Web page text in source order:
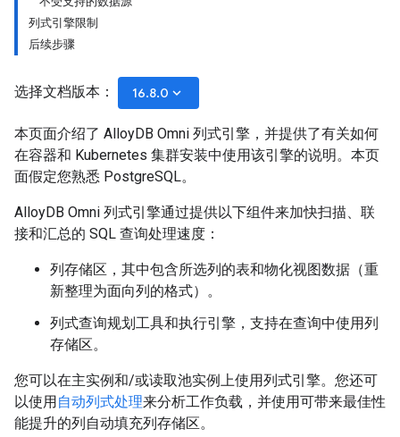
列式引擎限制
后续步骤
选择文档版本： 16.8.0 keyboard_arrow_down
本页面介绍了 AlloyDB Omni 列式引擎，并提供了有关如何
在容器和 Kubernetes 集群安装中使用该引擎的说明。本页
面假定您熟悉 PostgreSQL。
AlloyDB Omni 列式引擎通过提供以下组件来加快扫描、联
接和汇总的 SQL 查询处理速度：
列存储区，其中包含所选列的表和物化视图数据（重
新整理为面向列的格式）。
列式查询规划工具和执行引擎，支持在查询中使用列
存储区。
您可以在主实例和/或读取池实例上使用列式引擎。您还可
以使用自动列式处理来分析工作负载，并使用可带来最佳性
能提升的列自动填充列存储区。